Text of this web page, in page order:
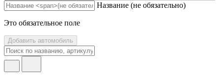
Название (не обязательно)
Это обязательное поле
Добавить автомобиль